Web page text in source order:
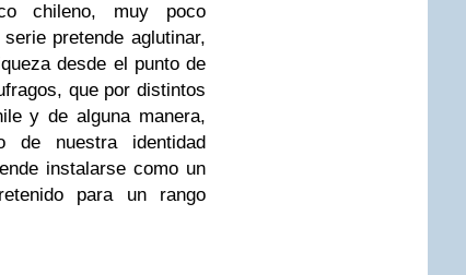
chileno, muy poco
pretende aglutinar,
desde el punto de
que por distintos
y de alguna manera,
de nuestra identidad
instalarse como un
para un rango